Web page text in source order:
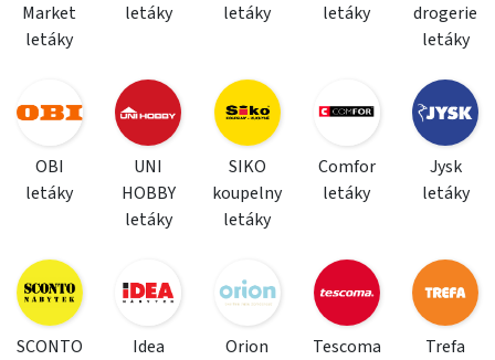
Market
letáky
letáky
letáky
letáky
drogerie
letáky
OBI
letáky
UNI
HOBBY
letáky
SIKO
koupelny
letáky
Comfor
letáky
Jysk
letáky
SCONTO
Idea
Orion
Tescoma
Trefa